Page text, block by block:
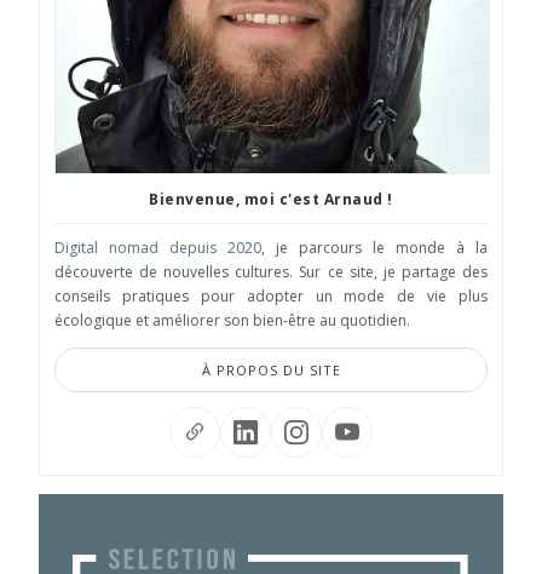
Bienvenue, moi c'est Arnaud !
Digital nomad depuis 2020, je parcours le monde à la
découverte de nouvelles cultures. Sur ce site, je partage des
conseils pratiques pour adopter un mode de vie plus
écologique et améliorer son bien-être au quotidien.
À PROPOS DU SITE